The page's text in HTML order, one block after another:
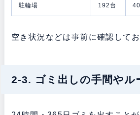
駐輪場 192台
空き状況などは事前に確認してお
2-3. ゴミ出しの手間やル